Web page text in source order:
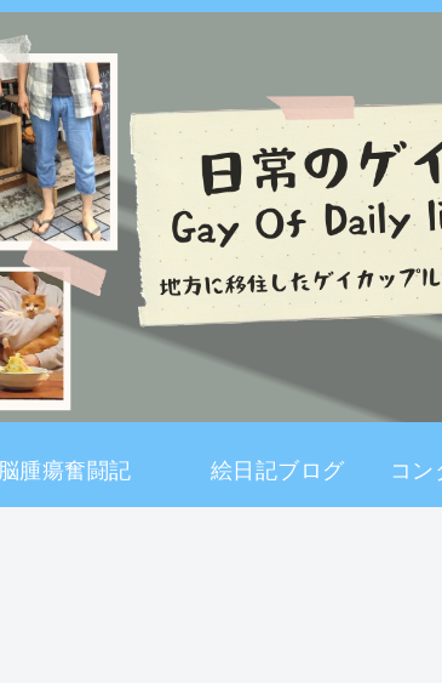
脳腫瘍奮闘記 絵日記ブログ コ